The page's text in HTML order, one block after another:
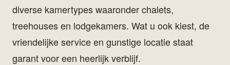
diverse kamertypes waaronder chalets,
treehouses en lodgekamers. Wat u ook kiest, de
vriendelijke service en gunstige locatie staat
garant voor een heerlijk verblijf.